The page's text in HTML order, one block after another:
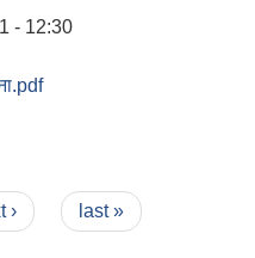
- 12:30
› last »